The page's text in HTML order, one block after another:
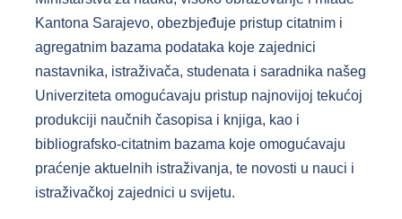
Kantona Sarajevo, obezbjeđuje pristup citatnim i
agregatnim bazama podataka koje zajednici
nastavnika, istraživača, studenata i saradnika našeg
Univerziteta omogućavaju pristup najnovijoj tekućoj
produkciji naučnih časopisa i knjiga, kao i
bibliografsko-citatnim bazama koje omogućavaju
praćenje aktuelnih istraživanja, te novosti u nauci i
istraživačkoj zajednici u svijetu.